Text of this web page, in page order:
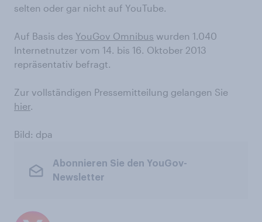
selten oder gar nicht auf YouTube.
Auf Basis des YouGov Omnibus wurden 1.040
Internetnutzer vom 14. bis 16. Oktober 2013
repräsentativ befragt.
Zur vollständigen Pressemitteilung gelangen Sie
hier.
Bild: dpa
Abonnieren Sie den YouGov-
Newsletter